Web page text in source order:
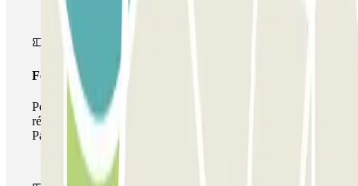
Forfait de stationnement multiple
Pendant votre séjour, vous pouvez utiliser l'ensemble du
réseau de parkings de cet opérateur disponible sur
Parclick.